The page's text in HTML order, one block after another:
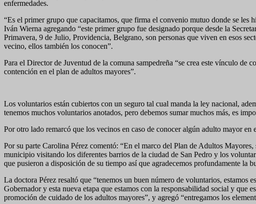
enfermedades.
“Es el primer grupo que capacitamos, que firma el convenio mutuo donde se les
Iván Wierna agregando “este primer grupo fue designado porque desde la
Primavera, 9 de Julio, Providencia, Belgrano, son personas que viven en esos
vecino, ellos también los conocen”.
Para el Director de Juventud de la comuna sampedreña “se crea este vínculo de
contención en el plan de adultos mayores”.
Los voluntarios están cubiertos con un seguro tal cual manda la ley nacional,
tenemos muchos voluntarios anotados, pero debemos sumar muchos más, es
Por otro lado remarcó que los vecinos en caso de conocer algún adulto mayor
Por su parte Carolina Pérez comentó: “En el marco del Plan de Adultos
municipio visitando los diferentes barrios de la ciudad de San Pedro y los
que pusieron a disposición de su tiempo así que agradecemos profundamente
La doctora Pérez resaltó que “tenemos un buen número de voluntarios,
Gobernador y esta nueva etapa que estamos con la responsabilidad social y que
promoción de cuidado de los adultos mayores”, y agregó “entregamos los